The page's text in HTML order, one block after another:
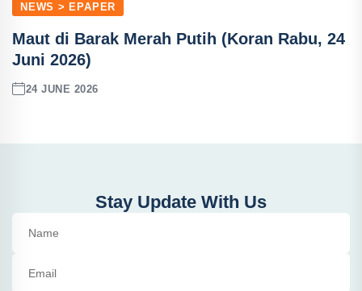
NEWS > EPAPER
Maut di Barak Merah Putih (Koran Rabu, 24
Juni 2026)
24 JUNE 2026
Stay Update With Us